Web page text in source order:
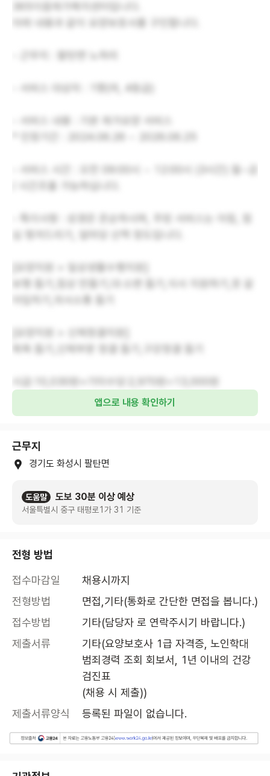
앱으로 내용 확인하기
근무지
경기도 화성시 팔탄면
도움말 도보 30분 이상 예상
서울특별시 중구 태평로1가 31 기준
전형 방법
접수마감일
채용시까지
전형방법
면접,기타(통화로 간단한 면접을 봅니다.)
접수방법
기타(담당자 로 연락주시기 바랍니다.)
제출서류
기타(요양보호사 1급 자격증, 노인학대
범죄경력 조회 회보서, 1년 이내의 건강
검진표
(채용 시 제출))
제출서류양식
등록된 파일이 없습니다.